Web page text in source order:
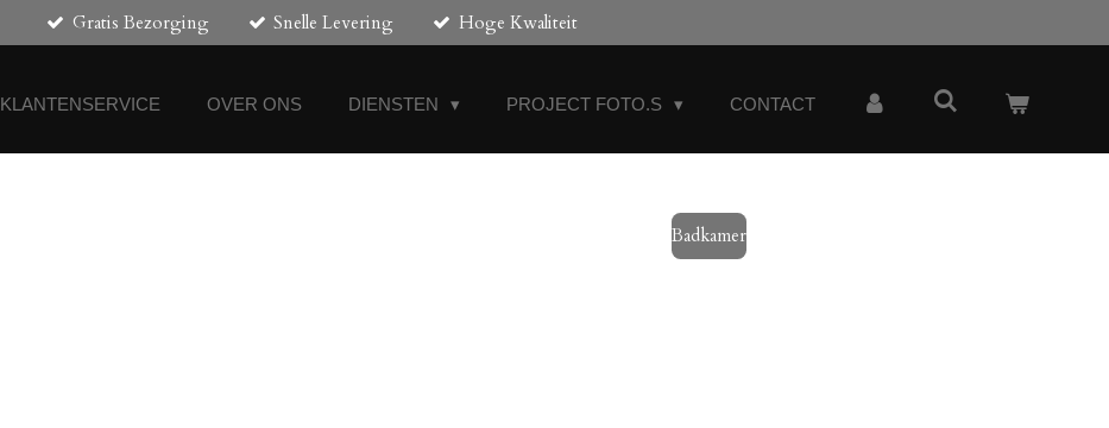
Gratis Bezorging Snelle Levering Hoge Kwaliteit
KLANTENSERVICE OVER ONS DIENSTEN PROJECT FOTO.S CONTACT
Badkamer